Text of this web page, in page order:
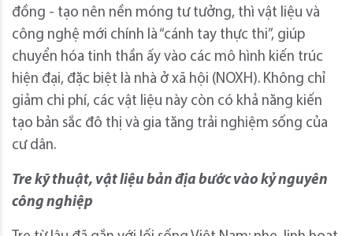
đồng - tạo nên nền móng tư tưởng, thì vật liệu và
công nghệ mới chính là “cánh tay thực thi”, giúp
chuyển hóa tinh thần ấy vào các mô hình kiến trúc
hiện đại, đặc biệt là nhà ở xã hội (NOXH). Không chỉ
giảm chi phí, các vật liệu này còn có khả năng kiến
tạo bản sắc đô thị và gia tăng trải nghiệm sống của
cư dân.
Tre kỹ thuật, vật liệu bản địa bước vào kỷ nguyên
công nghiệp